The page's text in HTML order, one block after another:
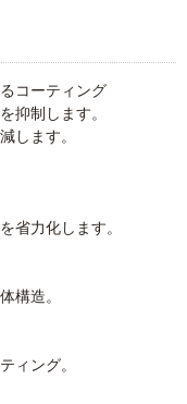
コーティング
抑制します。
します。
省力化します。
構造。
ィング。